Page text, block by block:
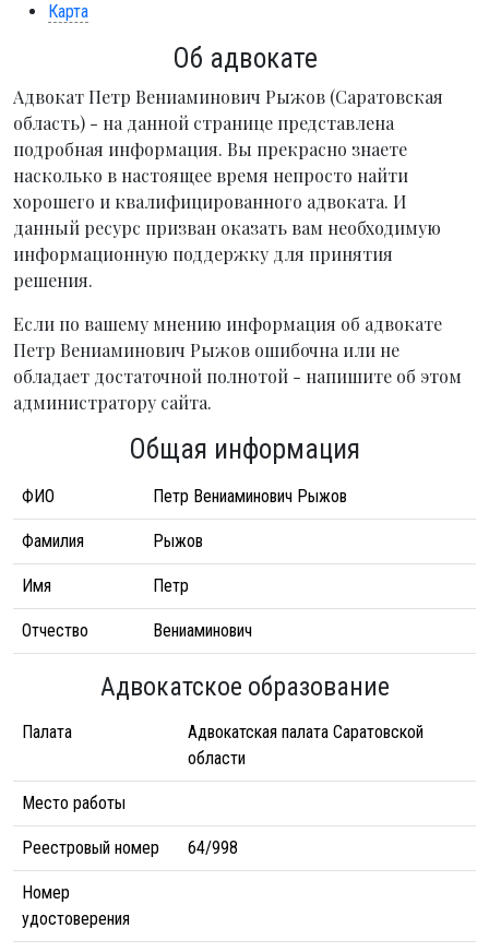
Карта
Об адвокате
Адвокат Петр Вениаминович Рыжов (Саратовская
область) - на данной странице представлена
подробная информация. Вы прекрасно знаете
насколько в настоящее время непросто найти
хорошего и квалифицированного адвоката. И
данный ресурс призван оказать вам необходимую
информационную поддержку для принятия
решения.
Если по вашему мнению информация об адвокате
Петр Вениаминович Рыжов ошибочна или не
обладает достаточной полнотой - напишите об этом
администратору сайта.
Общая информация
ФИО Петр Вениаминович Рыжов
Фамилия Рыжов
Имя Петр
Отчество Вениаминович
Адвокатское образование
Палата
Адвокатская палата Саратовской
области
Место работы
Реестровый номер 64/998
Номер
удостоверения